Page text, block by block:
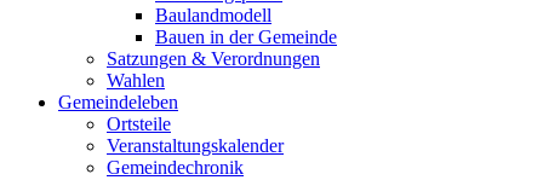
Baulandmodell
Bauen in der Gemeinde
Satzungen & Verordnungen
Wahlen
Gemeindeleben
Ortsteile
Veranstaltungskalender
Gemeindechronik